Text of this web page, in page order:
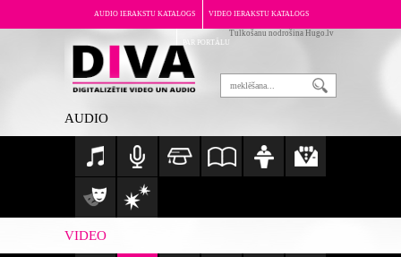
AUDIO IERAKSTU KATALOGS VIDEO IERAKSTU KATALOGS
PAR PORTĀLU
Tulkošanu nodrošina Hugo.lv
AUDIO
VIDEO